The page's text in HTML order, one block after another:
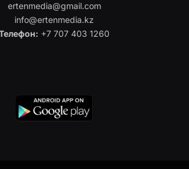
ertenmedia@gmail.com
info@ertenmedia.kz
+7 707 403 1260